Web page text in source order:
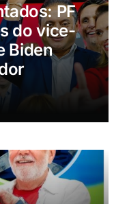
PF
do vice-
Biden